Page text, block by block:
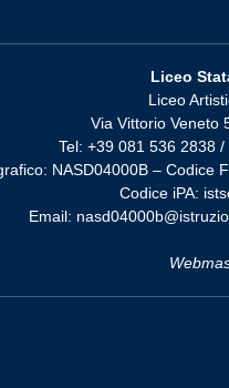
Liceo
Liceo
Via Vittorio Veneto
Tel: +39 081 536 2838
NASD04000B – Codice
Codice iPA:
Email: